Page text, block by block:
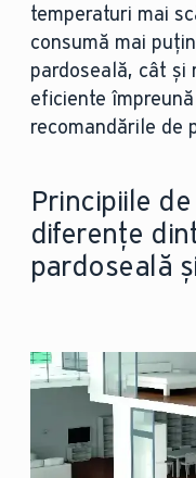
temperaturi mai
consumă mai
pardoseală, cât și
eficiente
recomandările de
Principiile
diferențe
pardoseală